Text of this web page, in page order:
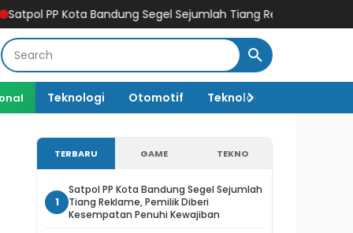
Bandung Segel Sejumlah Tiang Reklame, Pemilik Diberi
Teknologi Otomotif Teknologi AI
TERBARU GAME TEKNO
1
Satpol PP Kota Bandung Segel Sejumlah
Tiang Reklame, Pemilik Diberi
Kesempatan Penuhi Kewajiban